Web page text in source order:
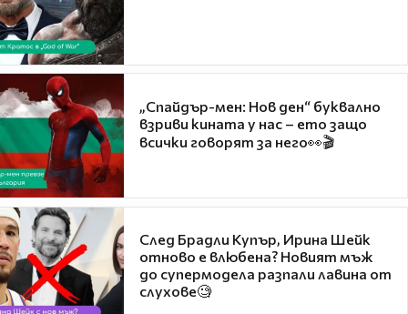
„Спайдър-мен: Нов ден“ буквално
взриви кината у нас – ето защо
всички говорят за него👀🎬
След Брадли Купър, Ирина Шейк
отново е влюбена? Новият мъж
до супермодела разпали лавина от
слухове🧐